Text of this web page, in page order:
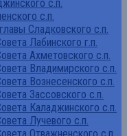
с.п.
с.п.
Сладковского с.п.
Лабинского г.п.
Ахметовского с.п.
Владимирского с.п.
Вознесенского с.п.
Зассовского с.п.
Каладжинского с.п.
Лучевого с.п.